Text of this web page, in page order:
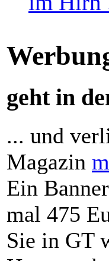
geht in
... und
Magazin
Ein
mal 475
Sie in GT